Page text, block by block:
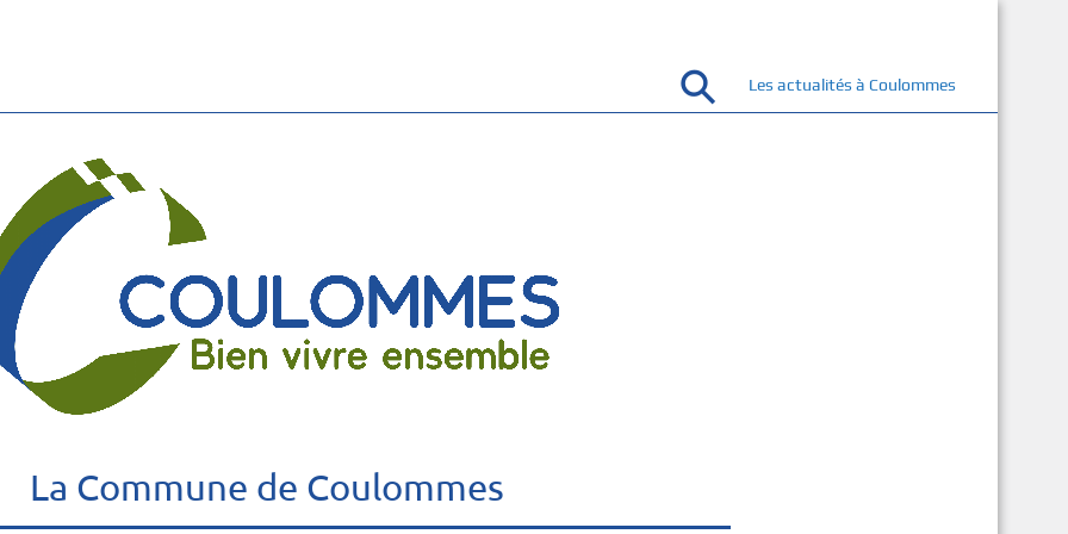
Les actualités à Coulommes
La Commune de Coulommes